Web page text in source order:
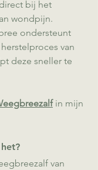
bij het
wondpijn.
ondersteunt
van
deze sneller te
in mijn
van